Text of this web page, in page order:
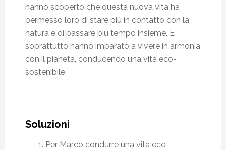
hanno scoperto che questa nuova vita ha
permesso loro di stare più in contatto con la
natura e di passare più tempo insieme. E
soprattutto hanno imparato a vivere in armonia
con il pianeta, conducendo una vita eco-
sostenibile.
Soluzioni
Per Marco condurre una vita eco-